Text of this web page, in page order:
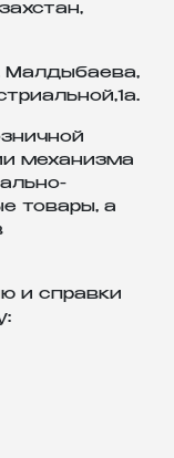
Малдыбаева,
механизма
товары, а
и справки